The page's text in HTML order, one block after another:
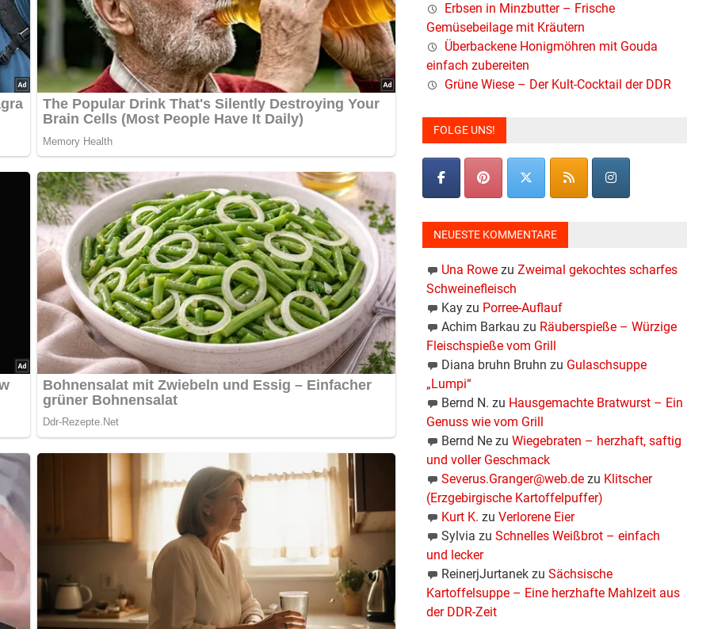
Erbsen in Minzbutter – Frische
Gemüsebeilage mit Kräutern
Überbackene Honigmöhren mit Gouda
einfach zubereiten
Grüne Wiese – Der Kult-Cocktail der DDR
FOLGE UNS!
NEUESTE KOMMENTARE
Una Rowezu Zweimal gekochtes scharfes
Schweinefleisch
Kayzu Porree-Auflauf
Achim Barkau zu Räuberspieße – Würzige
Fleischspieße vom Grill
Diana bruhn Bruhn zu Gulaschsuppe
„Lumpi“
Bernd N. zu Hausgemachte Bratwurst – Ein
Genuss wie vom Grill
Bernd Nezu Wiegebraten – herzhaft, saftig
und voller Geschmack
Severus.Granger@web.dezu Klitscher
(Erzgebirgische Kartoffelpuffer)
Kurt K. zu Verlorene Eier
Sylvia zu Schnelles Weißbrot – einfach
und lecker
ReinerjJurtanekzu Sächsische
Kartoffelsuppe – Eine herzhafte Mahlzeit aus
der DDR-Zeit